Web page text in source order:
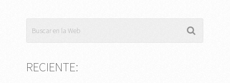
RECIENTE: